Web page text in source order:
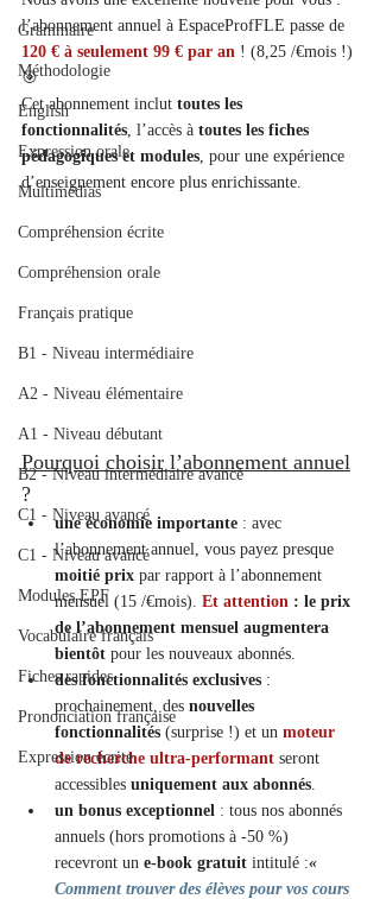
Grammaire
Méthodologie
English
Expression orale
Multimédias
Compréhension écrite
Compréhension orale
Français pratique
B1 - Niveau intermédiaire
A2 - Niveau élémentaire
A1 - Niveau débutant
B2 - Niveau intermédiaire avancé
C1 - Niveau avancé
C1 - Niveau avancé
Modules EPF
Vocabulaire français
Fiches rapides
Prononciation française
Expression écrite
l’abonnement annuel à EspaceProfFLE passe de
120 € à seulement 99 € par an ! (8,25 /€mois !)
🎯
Cet abonnement inclut toutes les
fonctionnalités, l’accès à toutes les fiches
pédagogiques et modules, pour une expérience
d’enseignement encore plus enrichissante.
Pourquoi choisir l’abonnement annuel
?
une économie importante : avec
l’abonnement annuel, vous payez presque
moitié prix par rapport à l’abonnement
mensuel (15 /€mois). Et attention : le prix
de l’abonnement mensuel augmentera
bientôt pour les nouveaux abonnés.
des fonctionnalités exclusives :
prochainement, des nouvelles
fonctionnalités (surprise !) et un moteur
de recherche ultra-performant seront
accessibles uniquement aux abonnés
un bonus exceptionnel : tous nos abonnés
annuels (hors promotions à -50 %)
recevront un e-book gratuit intitulé :«
Comment trouver des élèves pour vos cours